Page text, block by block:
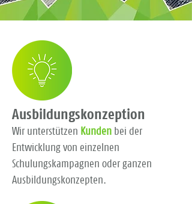
Ausbildungskonzeption
Wir unterstützen Kunden bei der
Entwicklung von einzelnen
Schulungskampagnen oder ganzen
Ausbildungskonzepten.